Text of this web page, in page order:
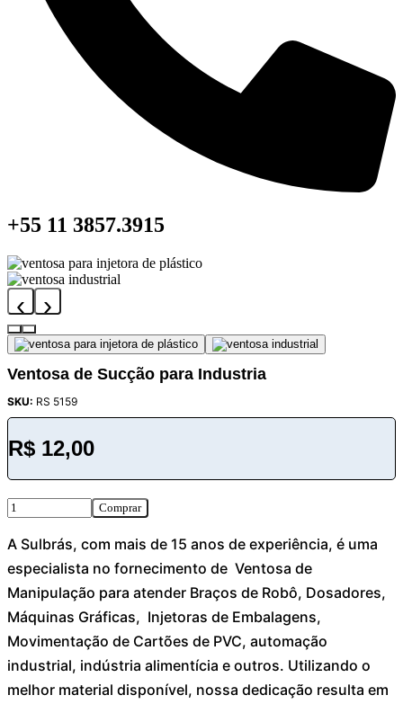
+55 11 3857.3915
‹ ›
Ventosa de Sucção para Industria
SKU: RS 5159
R$ 12,00
Comprar
A Sulbrás, com mais de 15 anos de experiência, é uma
especialista no fornecimento de Ventosa de
Manipulação para atender Braços de Robô, Dosadores,
Máquinas Gráficas, Injetoras de Embalagens,
Movimentação de Cartões de PVC, automação
industrial, indústria alimentícia e outros. Utilizando o
melhor material disponível, nossa dedicação resulta em